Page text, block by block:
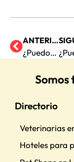
ANTERIOR
¿Puedo darle comida casera a mi mascota?
Somos
Directorio
Veterinarias
Hoteles para